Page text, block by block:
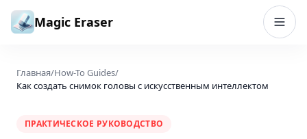
Перейти к содержимому
Magic Eraser
Главная/How-To Guides/
Как создать снимок головы с искусственным интеллектом
ПРАКТИЧЕСКОЕ РУКОВОДСТВО